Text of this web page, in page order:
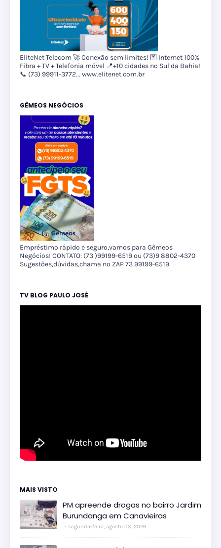
EliteNet Telecom 🚀 Conexão sem limites! 🛜 Internet 100%
Fibra + TV + Telefonia móvel 📍+10 cidades no Sul da Bahia!
📞 (73) 99911-3772... www.elitenet.com.br
GÊMEOS NEGÓCIOS
Empréstimo rápido e seguro,vamos para Gêmeos
Negócios! CONTATO: (73 )99199-6519 ou (73)9 8802-4370
Sugestões,dúvidas,chama no ZAP 73 99199-6519
TV BLOG PAULO JOSÉ
MAIS VISTO
PM apreende drogas no bairro Jardim
Burundanga em Canavieiras
segunda-feira, agosto 03, 2026